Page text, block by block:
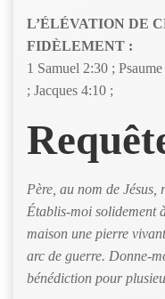
L’ÉLÉVATION DE
FIDÈLEMENT :
1 Samuel 2:30 ;
; Jacques 4:10 ;
Père, au nom de Jésus,
Établis-moi solidement
maison une pierre
arc de guerre. Donne-
bénédiction pour